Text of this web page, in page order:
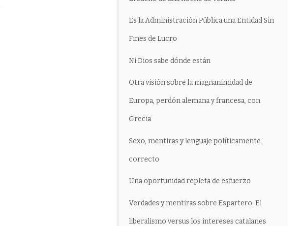
Es la Administración Pública una Entidad Sin
Fines de Lucro
Ni Dios sabe dónde están
Otra visión sobre la magnanimidad de
Europa, perdón alemana y francesa, con
Grecia
Sexo, mentiras y lenguaje políticamente
correcto
Una oportunidad repleta de esfuerzo
Verdades y mentiras sobre Espartero: El
liberalismo versus los intereses catalanes